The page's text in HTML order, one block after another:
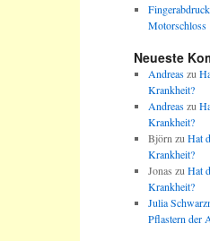
Motorschloss
Neueste
Andreaszu
Krankheit?
Andreaszu
Krankheit?
Björn zu Hat
Krankheit?
Jonas zu Hat
Krankheit?
Julia
Pflastern der